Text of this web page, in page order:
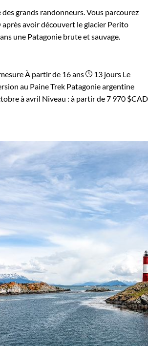
grands randonneurs. Vous parcourez
avoir découvert le glacier Perito
une Patagonie brute et sauvage.
À partir de 16 ans 13 jours Le
au PaineTrek Patagonie argentine
à avril Niveau : à partir de7 970 $CAD